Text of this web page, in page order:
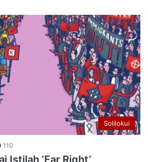
Solilokui
110